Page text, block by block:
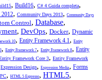
, Build16, C# 4 Guida completa,
2012, Community Days 2013, Community Days
Control, Database,
, DevOps, Docker, Dynamic
10, Entity Framework 4.1 , Entity
, Entity Framework 7, Entity Framework 8, Entity
Framework Core 3, Entity Framework
Expression Design, Expression Media , Forms
, HTML 5 Espresso, HTML5,